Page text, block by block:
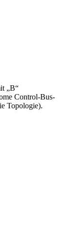
„B“
Control-Bus-
Topologie).